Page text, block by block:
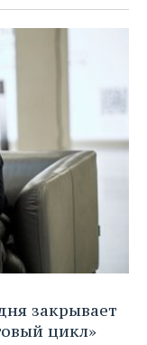
закрывает
цикл»